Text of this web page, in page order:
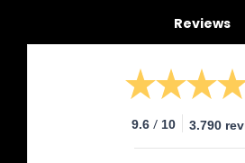
Reviews
9.6 / 10 3.790